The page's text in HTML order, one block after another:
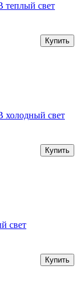
теплый свет
Купить
холодный свет
Купить
свет
Купить